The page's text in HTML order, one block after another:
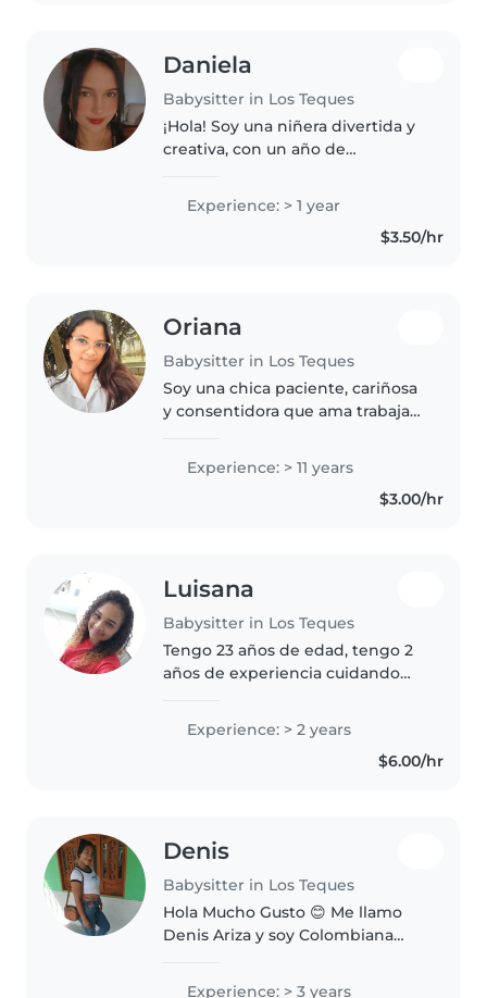
Daniela
Babysitter in Los Teques
¡Hola! Soy una niñera divertida y
creativa, con un año de
todas las edades. Me encanta
leer cuentos, hacer
manualidades y jugar con los
Experience: > 1 year
$3.50/hr
Oriana
Babysitter in Los Teques
Soy una chica paciente, cariñosa
y consentidora que ama trabajar
vínculo de amor y respeto. Lo
más importante para mí es que
Experience: > 11 years
$3.00/hr
Luisana
Babysitter in Los Teques
Tengo 23 años de edad, tengo 2
años de experiencia cuidando
preescolar y de 3-5 años. Soy
responsable, amigable y muy
paciente. Aunque no tengo
Experience: > 2 years
$6.00/hr
Denis
Babysitter in Los Teques
Hola Mucho Gusto 😊 Me llamo
Denis Ariza y soy Colombiana
Experience: > 3 years